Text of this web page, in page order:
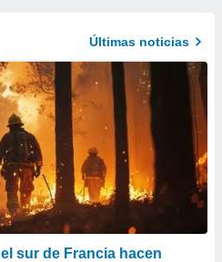
Últimas noticias
sur de Francia hacen